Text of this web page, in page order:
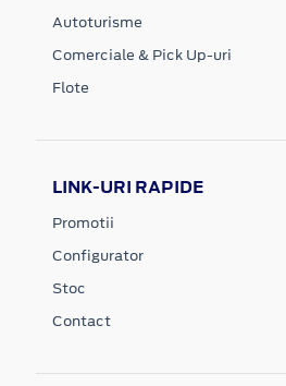
Autoturisme
Comerciale & Pick Up-uri
Flote
LINK-URI RAPIDE
Promotii
Configurator
Stoc
Contact